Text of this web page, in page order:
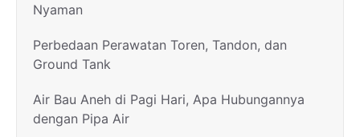
Nyaman
Perbedaan Perawatan Toren, Tandon, dan
Ground Tank
Air Bau Aneh di Pagi Hari, Apa Hubungannya
dengan Pipa Air